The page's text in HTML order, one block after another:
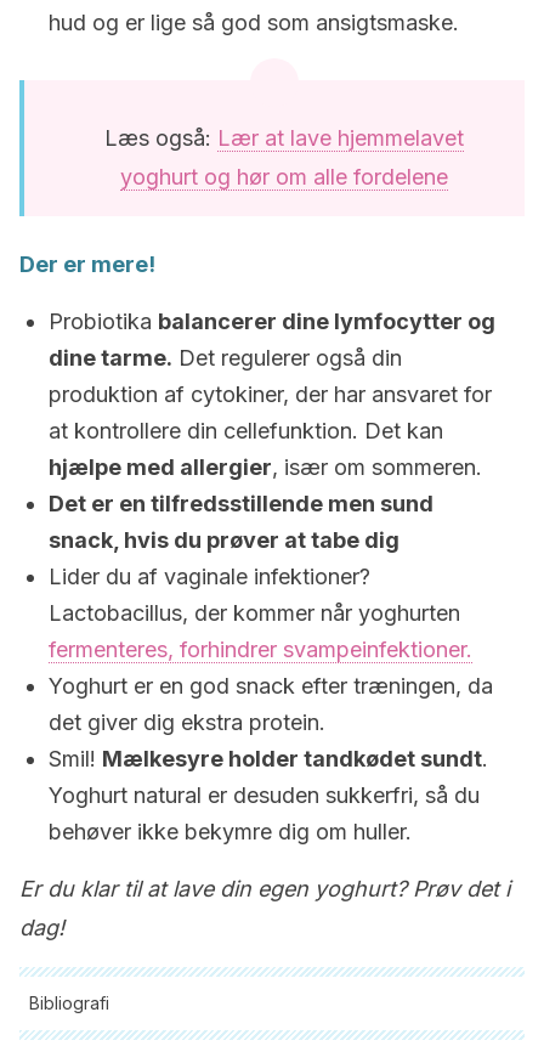
hud og er lige så god som ansigtsmaske.
Læs også: Lær at lave hjemmelavet
yoghurt og hør om alle fordelene
Der er mere!
Probiotika balancerer dine lymfocytter og
dine tarme. Det regulerer også din
produktion af cytokiner, der har ansvaret for
at kontrollere din cellefunktion. Det kan
hjælpe med allergier, især om sommeren.
Det er en tilfredsstillende men sund
snack, hvis du prøver at tabe dig
Lider du af vaginale infektioner?
Lactobacillus, der kommer når yoghurten
fermenteres, forhindrer svampeinfektioner.
Yoghurt er en god snack efter træningen, da
det giver dig ekstra protein.
Smil! Mælkesyre holder tandkødet sundt.
Yoghurt natural er desuden sukkerfri, så du
behøver ikke bekymre dig om huller.
Er du klar til at lave din egen yoghurt? Prøv det i
dag!
Bibliografi
Alle citerede kilder blev grundigt gennemgået af vores team